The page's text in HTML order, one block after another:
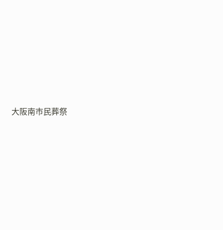
大阪南市民葬祭